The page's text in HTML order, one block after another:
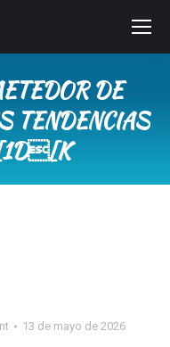
DE
TENDENCIAS
13 de mayo de 2026